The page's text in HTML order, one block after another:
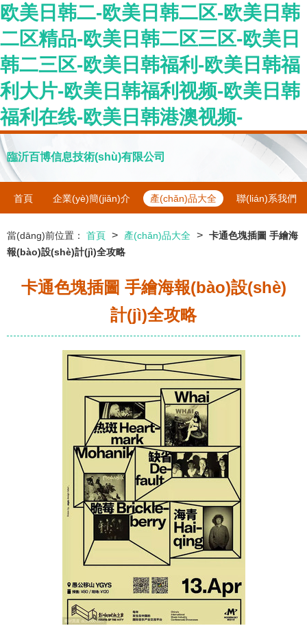
欧美日韩二-欧美日韩二区-欧美日韩
二区精品-欧美日韩二区三区-欧美日
韩二三区-欧美日韩福利-欧美日韩福
利大片-欧美日韩福利视频-欧美日韩
福利在线-欧美日韩港澳视频-
臨沂百博信息技術(shù)有限公司
首頁 企業(yè)簡(jiǎn)介 產(chǎn)品大全 聯(lián)系我們
當(dāng)前位置： 首頁 > 產(chǎn)品大全 > 卡通色塊插圖 手繪海
報(bào)設(shè)計(jì)全攻略
卡通色塊插圖 手繪海報(bào)設(shè)
計(jì)全攻略